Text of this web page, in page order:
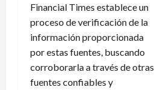
Financial Times establece un
proceso de verificación de la
información proporcionada
por estas fuentes, buscando
corroborarla a través de otras
fuentes confiables y